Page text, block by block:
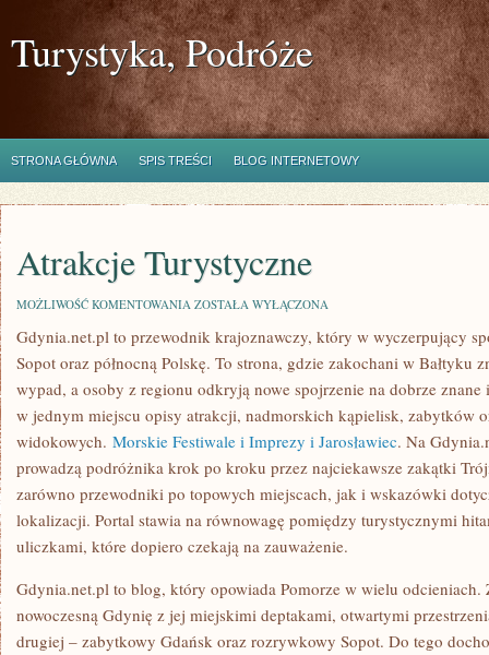
Turystyka, Podróże
STRONA GŁÓWNA SPIS TREŚCI BLOG INTERNETOWY
Atrakcje Turystyczne
MOŻLIWOŚĆ KOMENTOWANIA ATRAKCJE
ZOSTAŁA WYŁĄCZONA
Gdynia.net.pl to przewodnik krajoznawczy, który w wyczerpujący
Sopot oraz północną Polskę. To strona, gdzie zakochani w Bałtyku
wypad, a osoby z regionu odkryją nowe spojrzenie na dobrze
w jednym miejscu opisy atrakcji, nadmorskich kąpielisk, zabytków
widokowych. Morskie Festiwale i Imprezy i Jarosławiec. Na
prowadzą podróżnika krok po kroku przez najciekawsze zakątki
zarówno przewodniki po topowych miejscach, jak i wskazówki
lokalizacji. Portal stawia na równowagę pomiędzy turystycznymi
uliczkami, które dopiero czekają na zauważenie.
Gdynia.net.pl to blog, który opowiada Pomorze w wielu odcieniach.
nowoczesną Gdynię z jej miejskimi deptakami, otwartymi
drugiej – zabytkowy Gdańsk oraz rozrywkowy Sopot. Do tego